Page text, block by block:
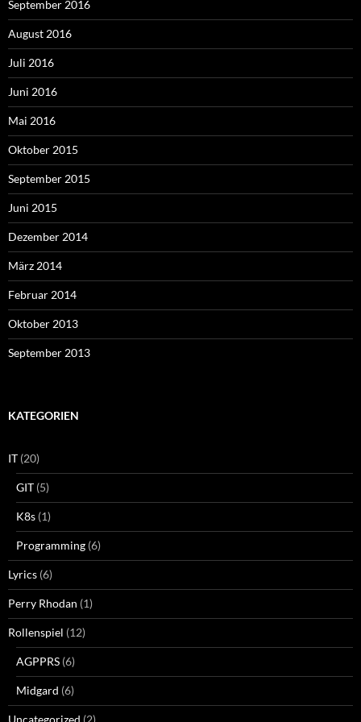
September 2016
August 2016
Juli 2016
Juni 2016
Mai 2016
Oktober 2015
September 2015
Juni 2015
Dezember 2014
März 2014
Februar 2014
Oktober 2013
September 2013
KATEGORIEN
IT (20)
GIT (5)
K8s (1)
Programming (6)
Lyrics (6)
Perry Rhodan (1)
Rollenspiel (12)
AGPPRS (6)
Midgard (6)